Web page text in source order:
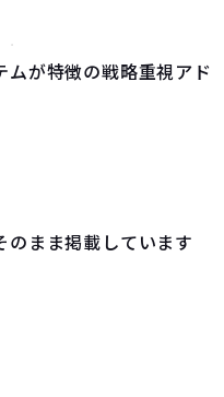
が特徴の戦略重視アド
まま掲載しています